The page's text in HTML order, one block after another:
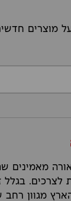
מוצרים
מאמינים
בגלל
מגוון